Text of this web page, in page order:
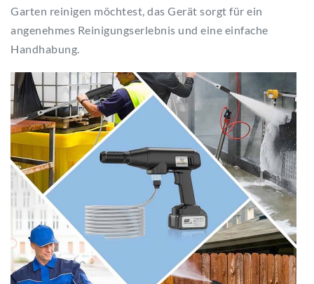
Garten reinigen möchtest, das Gerät sorgt für ein
angenehmes Reinigungserlebnis und eine einfache
Handhabung.